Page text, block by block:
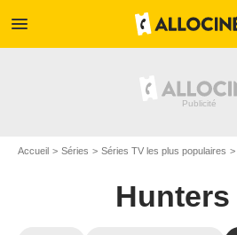
menu
Accueil Séries Séries TV les plus populaires
Hunters